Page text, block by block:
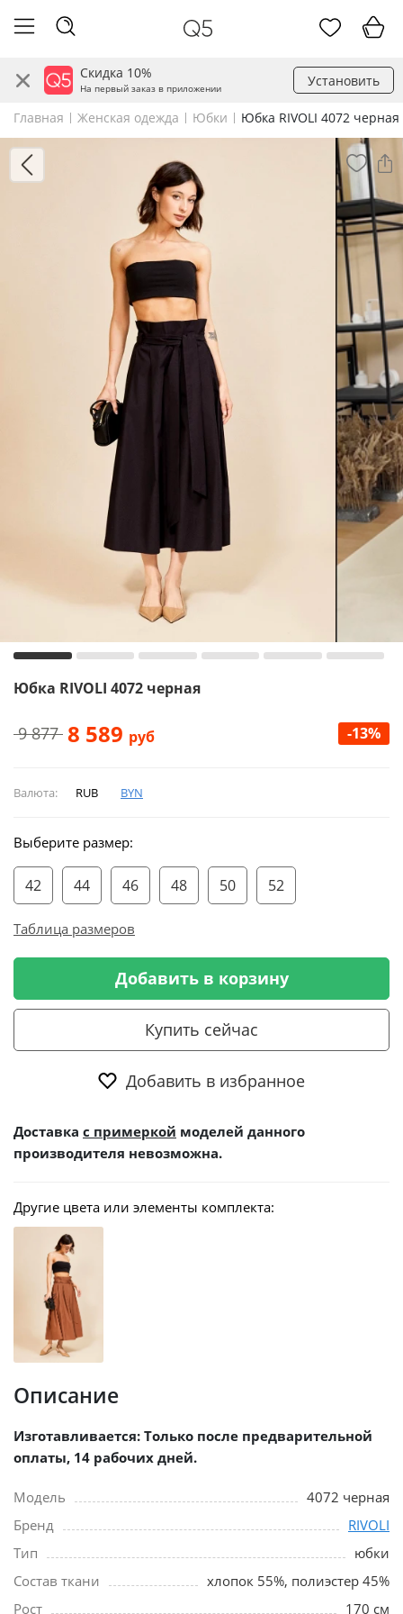
Скидка 10%
На первый заказ в приложении Установить
Главная Женская одежда Юбки Юбка RIVOLI 4072 черная
Юбка RIVOLI 4072 черная
9 877 8 589 руб -13%
Валюта: RUB BYN
Выберите размер:
42 44 46 48 50 52
Таблица размеров
Добавить в корзину
Купить сейчас
Добавить в избранное
Доставка с примеркой моделей данного
производителя невозможна.
Другие цвета или элементы комплекта:
Описание
Изготавливается: Только после предварительной
оплаты, 14 рабочих дней.
Модель
4072 черная
Бренд
RIVOLI
Тип
юбки
Состав ткани
хлопок 55%, полиэстер 45%
Рост
170 см